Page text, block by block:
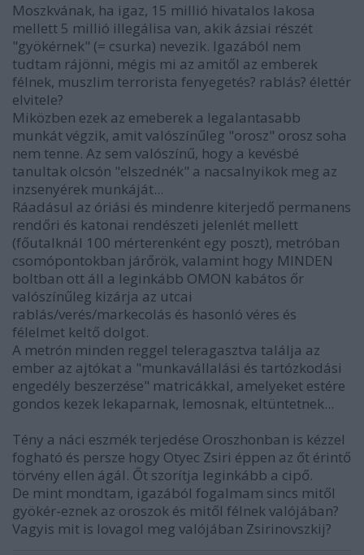
Moszkvának, ha igaz, 15 millió hivatalos lakosa
mellett 5 millió illegálisa van, akik ázsiai részét
"gyökérnek" (= csurka) nevezik. Igazából nem
tudtam rájönni, mégis mi az amitől az emberek
félnek, muszlim terrorista fenyegetés? rablás? élettér
elvitele?
Miközben ezek az emeberek a legalantasabb
munkát végzik, amit valószínűleg "orosz" orosz soha
nem tenne. Az sem valószínű, hogy a kevésbé
tanultak olcsón "elszednék" a nacsalnyikok meg az
inzsenyérek munkáját...
Ráadásul az óriási és mindenre kiterjedő permanens
rendőri és katonai rendészeti jelenlét mellett
(főutalknál 100 mérterenként egy poszt), metróban
csomópontokban járőrök, valamint hogy MINDEN
boltban ott áll a leginkább OMON kabátos őr
valószínűleg kizárja az utcai
rablás/verés/markecolás és hasonló véres és
félelmet keltő dolgot.
A metrón minden reggel teleragasztva találja az
ember az ajtókat a "munkavállalási és tartózkodási
engedély beszerzése" matricákkal, amelyeket estére
gondos kezek lekaparnak, lemosnak, eltüntetnek...
Tény a náci eszmék terjedése Oroszhonban is kézzel
fogható és persze hogy Otyec Zsiri éppen az őt érintő
törvény ellen ágál. Őt szorítja leginkább a cipő.
De mint mondtam, igazából fogalmam sincs mitől
gyökér-eznek az oroszok és mitől félnek valójában?
Vagyis mit is lovagol meg valójában Zsirinovszkij?